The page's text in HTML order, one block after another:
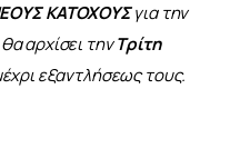
ΚΑΤΟΧΟΥΣ για την
αρχίσει την Τρίτη
εξαντλήσεως τους.